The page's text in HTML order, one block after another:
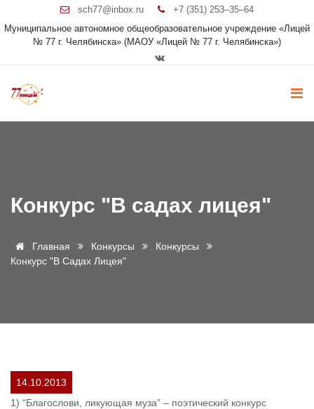
sch77@inbox.ru
+7 (351) 253‒35‒64
Муниципальное автономное общеобразовательное учреждение «Лицей
№ 77 г. Челябинска» (МАОУ «Лицей № 77 г. Челябинска»)
Конкурс "В садах лицея"
Главная Конкурсы
Конкурсы
Конкурс "В Садах Лицея"
14.10.2013
1) “Благослови, ликующая муза” – поэтический конкурс